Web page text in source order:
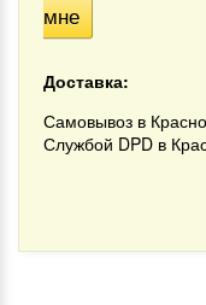
мне
Доставка:
Самовывоз в
Службой DPD в